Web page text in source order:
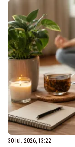
30 iul. 2026, 13:22